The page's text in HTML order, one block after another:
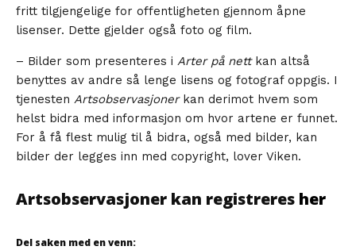
fritt tilgjengelige for offentligheten gjennom åpne
lisenser. Dette gjelder også foto og film.
– Bilder som presenteres i Arter på nettkan altså
benyttes av andre så lenge lisens og fotograf oppgis. I
tjenesten Artsobservasjonerkan derimot hvem som
helst bidra med informasjon om hvor artene er funnet.
For å få flest mulig til å bidra, også med bilder, kan
bilder der legges inn med copyright, lover Viken.
Artsobservasjoner kan registreres her
Del saken med en venn: